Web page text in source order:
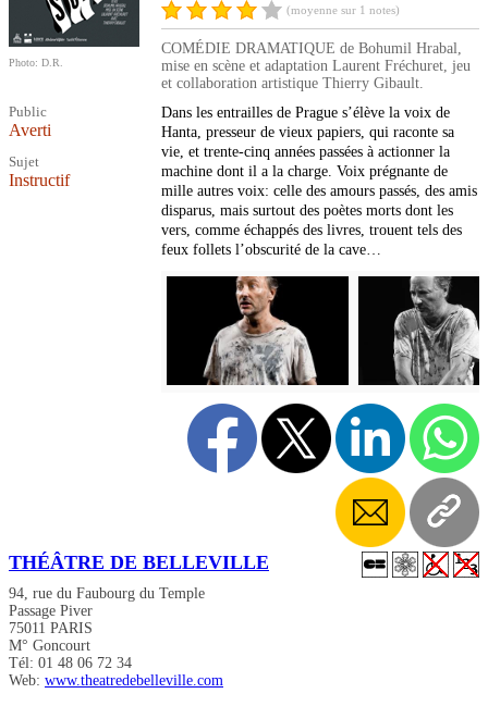
Photo: D.R.
Public
Averti
Sujet
Instructif
(moyenne sur 1 notes)
COMÉDIE DRAMATIQUE de Bohumil Hrabal,
mise en scène et adaptation Laurent Fréchuret, jeu
et collaboration artistique Thierry Gibault.
Dans les entrailles de Prague s’élève la voix de
Hanta, presseur de vieux papiers, qui raconte sa
vie, et trente-cinq années passées à actionner la
machine dont il a la charge. Voix prégnante de
mille autres voix: celle des amours passés, des amis
disparus, mais surtout des poètes morts dont les
vers, comme échappés des livres, trouent tels des
feux follets l’obscurité de la cave…
THÉÂTRE DE BELLEVILLE
94, rue du Faubourg du Temple
Passage Piver
75011 PARIS
M° Goncourt
Tél: 01 48 06 72 34
Web: www.theatredebelleville.com